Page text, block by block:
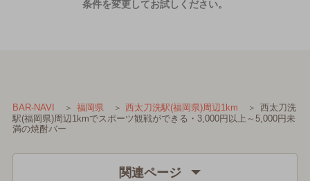
条件を変更してお試しください。
BAR-NAVI 福岡県 西太刀洗駅(福岡県)周辺1km
西太刀洗
駅(福岡県)周辺1kmでスポーツ観戦ができる・3,000円以上～5,000円未
満の焼酎バー
関連ページ